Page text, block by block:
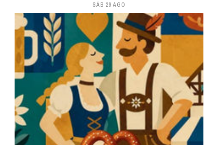
SÁB 29 AGO